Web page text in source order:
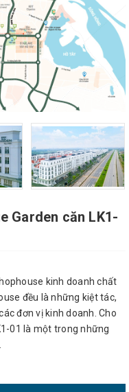
Garden căn LK1-
kinh doanh chất
đều là những kiệt tác,
đơn vị kinh doanh. Cho
01 là một trong những